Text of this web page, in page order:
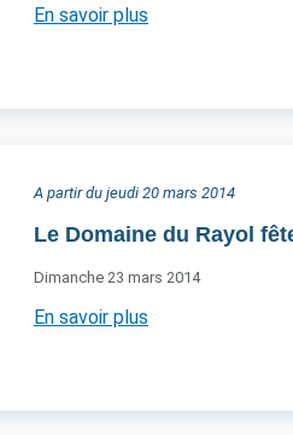
En savoir plus
A partir du jeudi 20 mars 2014
Le Domaine du Rayol
Dimanche 23 mars 2014
En savoir plus